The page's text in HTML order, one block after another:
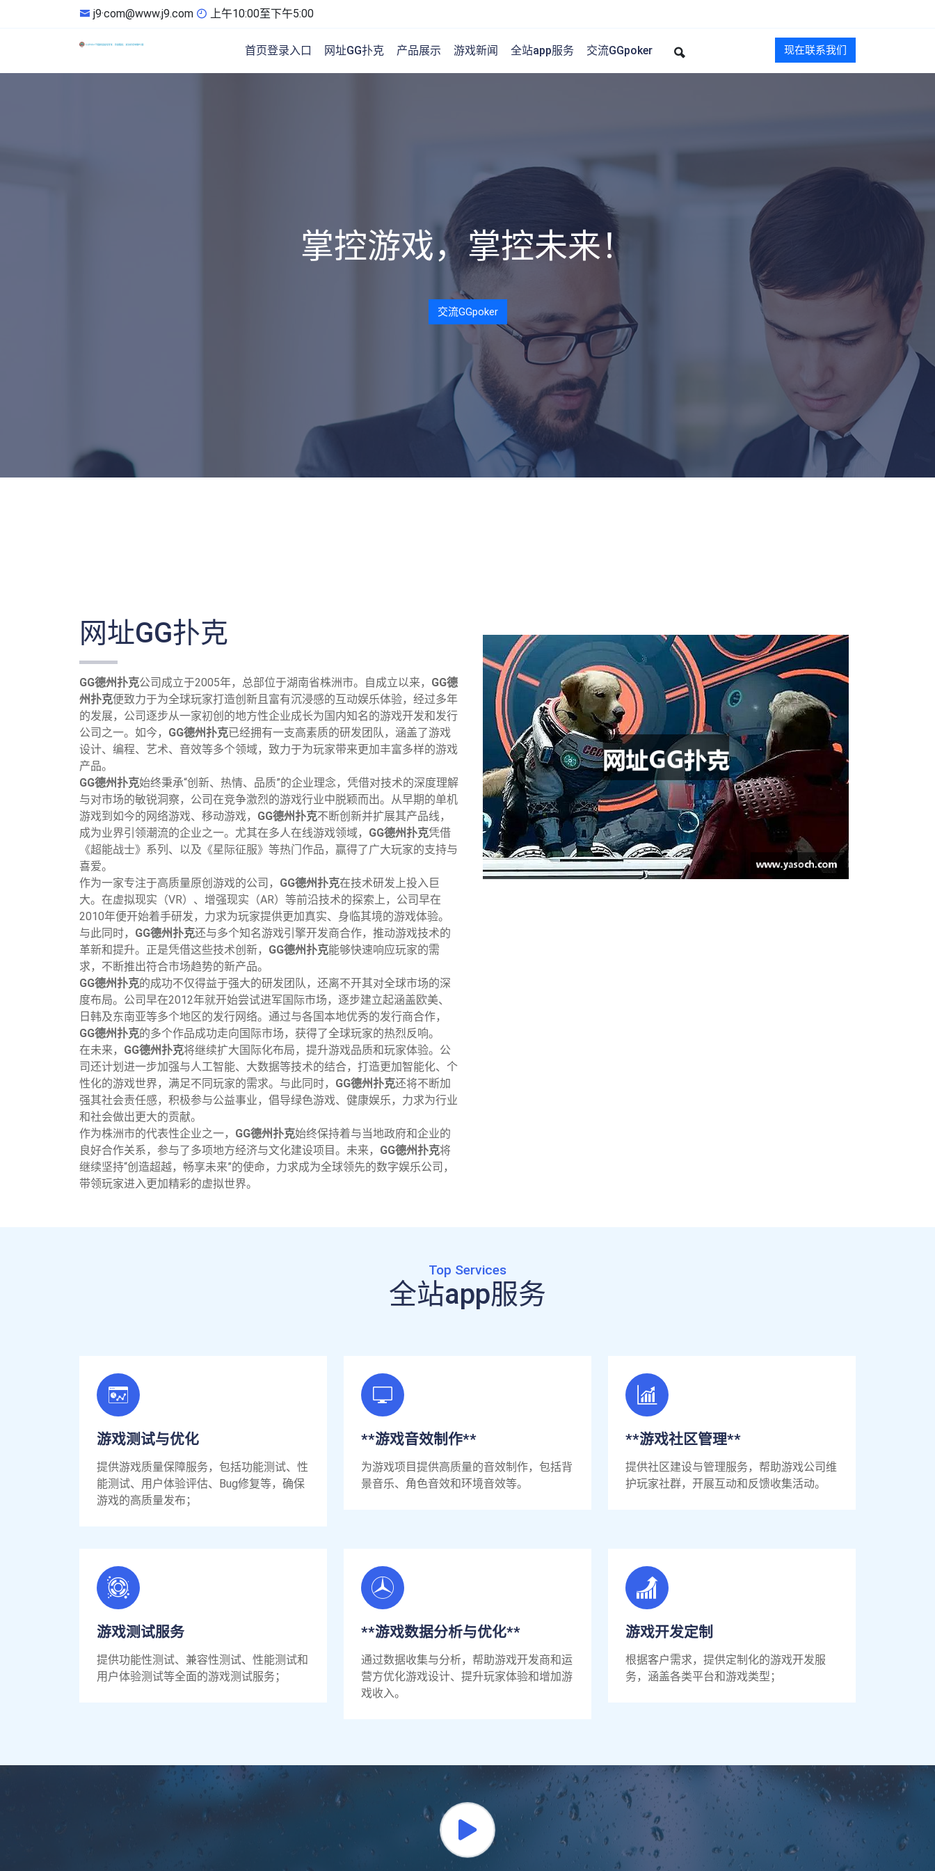
j9·com@www.j9.com 上午10:00至下午5:00
首页登录入口 网址GG扑克 产品展示 游戏新闻 全站app服务 交流GGpoker 现在联系我们
掌控游戏，掌控未来！
交流GGpoker
网址GG扑克
GG德州扑克公司成立于2005年，总部位于湖南省株洲市。自成立以来， GG德
州扑克便致力于为全球玩家打造创新且富有沉浸感的互动娱乐体验，经过多年
的发展，公司逐步从一家初创的地方性企业成长为国内知名的游戏开发和发行
公司之一。如今， GG德州扑克已经拥有一支高素质的研发团队，涵盖了游戏
设计、编程、艺术、音效等多个领域，致力于为玩家带来更加丰富多样的游戏
产品。
GG德州扑克始终秉承“创新、热情、品质”的企业理念，凭借对技术的深度理解
与对市场的敏锐洞察，公司在竞争激烈的游戏行业中脱颖而出。从早期的单机
游戏到如今的网络游戏、移动游戏， GG德州扑克不断创新并扩展其产品线，
成为业界引领潮流的企业之一。尤其在多人在线游戏领域， GG德州扑克凭借
《超能战士》系列、以及《星际征服》等热门作品，赢得了广大玩家的支持与
喜爱。
作为一家专注于高质量原创游戏的公司， GG德州扑克在技术研发上投入巨
大。在虚拟现实（VR）、增强现实（AR）等前沿技术的探索上，公司早在
2010年便开始着手研发，力求为玩家提供更加真实、身临其境的游戏体验。
与此同时， GG德州扑克还与多个知名游戏引擎开发商合作，推动游戏技术的
革新和提升。正是凭借这些技术创新， GG德州扑克能够快速响应玩家的需
求，不断推出符合市场趋势的新产品。
GG德州扑克的成功不仅得益于强大的研发团队，还离不开其对全球市场的深
度布局。公司早在2012年就开始尝试进军国际市场，逐步建立起涵盖欧美、
日韩及东南亚等多个地区的发行网络。通过与各国本地优秀的发行商合作，
GG德州扑克的多个作品成功走向国际市场，获得了全球玩家的热烈反响。
在未来， GG德州扑克将继续扩大国际化布局，提升游戏品质和玩家体验。公
司还计划进一步加强与人工智能、大数据等技术的结合，打造更加智能化、个
性化的游戏世界，满足不同玩家的需求。与此同时， GG德州扑克还将不断加
强其社会责任感，积极参与公益事业，倡导绿色游戏、健康娱乐，力求为行业
和社会做出更大的贡献。
作为株洲市的代表性企业之一， GG德州扑克始终保持着与当地政府和企业的
良好合作关系，参与了多项地方经济与文化建设项目。未来， GG德州扑克将
继续坚持“创造超越，畅享未来”的使命，力求成为全球领先的数字娱乐公司，
带领玩家进入更加精彩的虚拟世界。
Top Services
全站app服务
游戏测试与优化
提供游戏质量保障服务，包括功能测试、性
能测试、用户体验评估、Bug修复等，确保
游戏的高质量发布；
**游戏音效制作**
为游戏项目提供高质量的音效制作，包括背
景音乐、角色音效和环境音效等。
**游戏社区管理**
提供社区建设与管理服务，帮助游戏公司维
护玩家社群，开展互动和反馈收集活动。
游戏测试服务
提供功能性测试、兼容性测试、性能测试和
用户体验测试等全面的游戏测试服务；
**游戏数据分析与优化**
通过数据收集与分析，帮助游戏开发商和运
营方优化游戏设计、提升玩家体验和增加游
戏收入。
游戏开发定制
根据客户需求，提供定制化的游戏开发服
务，涵盖各类平台和游戏类型；